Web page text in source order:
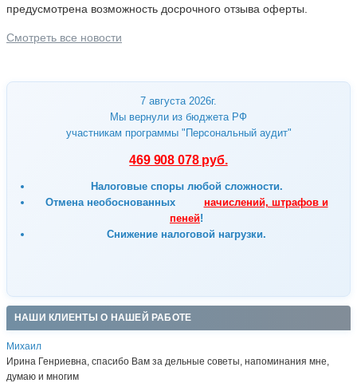
7 августа 2026г.
Мы вернули из бюджета РФ
участникам программы "Персональный аудит"
469 908 078 руб.
Налоговые споры любой сложности.
Отмена необоснованных начислений, штрафов и
пеней!
Снижение налоговой нагрузки.
НАШИ КЛИЕНТЫ О НАШЕЙ РАБОТЕ
Михаил
Ирина Генриевна, спасибо Вам за дельные советы, напоминания мне,
думаю и многим
предусмотрена возможность досрочного отзыва оферты.
Смотреть все новости